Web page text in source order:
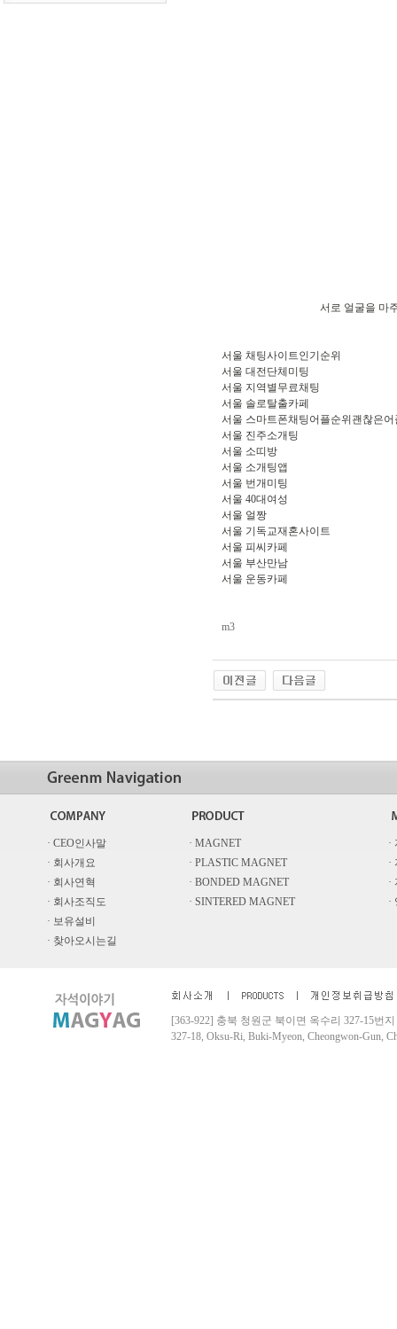
서로 얼굴을 마
서울 채­팅­사­이­트­인­기­순­위
서울 대전단체미팅
서울 지­역­별­무­료­채­팅
서울 솔로탈출카페
서울 스마트폰채팅어플순위괜찮은어
서울 진주소개팅
서울 소­띠­방
서울 소개팅앱
서울 번개미팅
서울 40대여성
서울 얼짱
서울 기독교재혼사이트
서울 피­씨­카­페
서울 부산만남
서울 운­동­카­페
m3
· CEO인사말 · MAGNET
·
· 회사개요
· PLASTIC MAGNET
·
· 회사연혁
· BONDED MAGNET
·
· 회사조직도
· SINTERED MAGNET
·
· 보유설비
· 찾아오시는길
[363-922] 충북 청원군 북이면 옥수리 327-15번지
327-18, Oksu-Ri, Buki-Myeon, Cheongwon-Gun,